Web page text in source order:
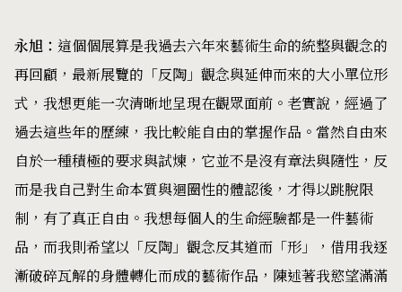
永旭： 這個個展算是我過去六年來藝術生命的統整與觀念的
再回顧，最新展覽的「反陶」觀念與延伸而來的大小單位形
式，我想更能一次清晰地呈現在觀眾面前。老實說，經過了
過去這些年的歷練，我比較能自由的掌握作品。當然自由來
自於一種積極的要求與試煉，它並不是沒有章法與隨性，反
而是我自己對生命本質與迴圈性的體認後，才得以跳脫限
制，有了真正自由。我想每個人的生命經驗都是一件藝術
品，而我則希望以「反陶」觀念反其道而「形」，借用我逐
漸破碎瓦解的身體轉化而成的藝術作品，陳述著我慾望滿滿